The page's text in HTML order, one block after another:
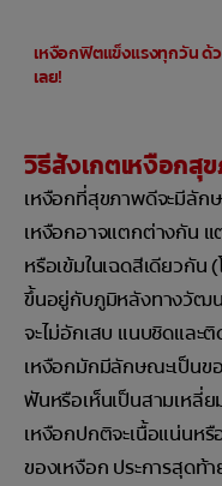
เหงือกฟิตแข็งแรงทุกวัน ด้
เลย!
วิธีสังเกตเหงือกสุ
เหงือกที่สุขภาพดีจะมีลัก
เหงือกอาจแตกต่างกัน
หรือเข้มในเฉดสีเดียวกั
ขึ้นอยู่กับภูมิหลังทางวัฒ
จะไม่อักเสบ แนบชิดและ
เหงือกมักมีลักษณะเป็น
ฟันหรือเห็นเป็นสามเหลี่
เหงือกปกติจะเนื้อแน่น
ของเหงือก ประการสุดท้